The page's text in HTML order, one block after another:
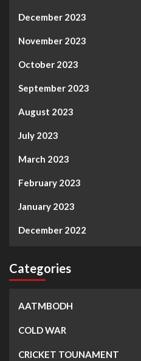
December 2023
November 2023
October 2023
September 2023
August 2023
July 2023
March 2023
February 2023
January 2023
December 2022
Categories
AATMBODH
COLD WAR
CRICKET TOUNAMENT